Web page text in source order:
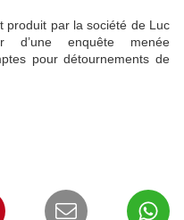
produit par la société de Luc
enquête menée
pour détournements de